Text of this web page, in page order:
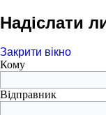
Надіслати
Закрити вікно
Кому
Відправник